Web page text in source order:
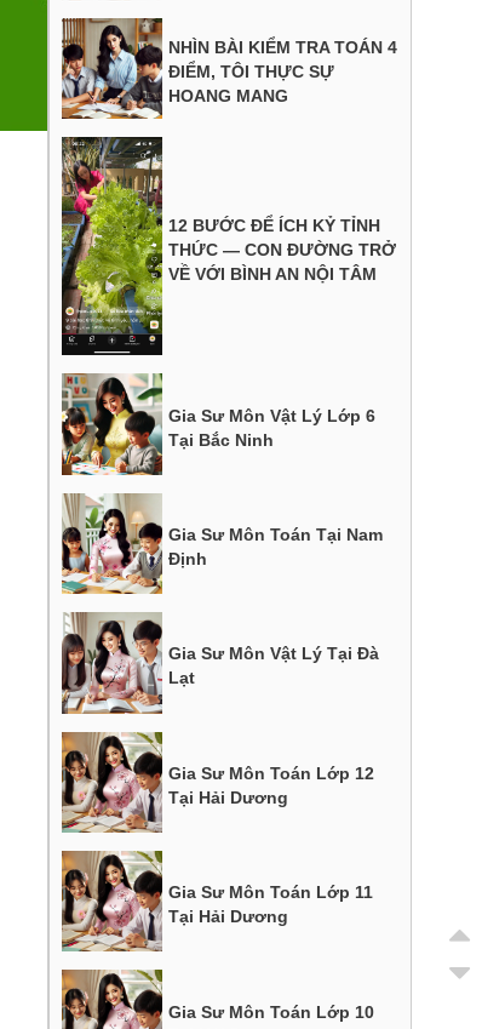
NHÌN BÀI KIỂM TRA TOÁN 4
ĐIỂM, TÔI THỰC SỰ
HOANG MANG
12 BƯỚC ĐỂ ÍCH KỶ TỈNH
THỨC — CON ĐƯỜNG TRỞ
VỀ VỚI BÌNH AN NỘI TÂM
Gia Sư Môn Vật Lý Lớp 6
Tại Bắc Ninh
Gia Sư Môn Toán Tại Nam
Định
Gia Sư Môn Vật Lý Tại Đà
Lạt
Gia Sư Môn Toán Lớp 12
Tại Hải Dương
Gia Sư Môn Toán Lớp 11
Tại Hải Dương
Gia Sư Môn Toán Lớp 10